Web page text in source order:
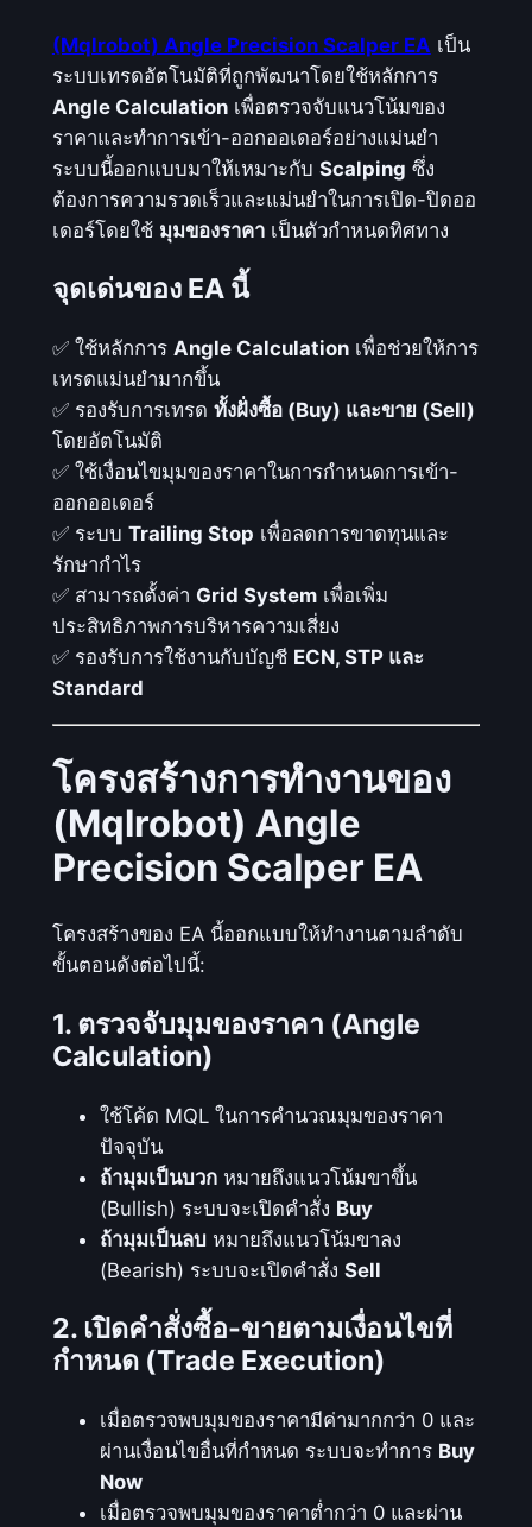
i
o
n
S
c
a
l
p
e
E
A
_
M
Q
4
ถู
พั
า
ด
ย
ช้
ห
ก
ก
a
l
(Mqlrobot) Angle Precision Scalper EA เป็น
ระบบเทรดอัตโนมัติที่ถูกพัฒนาโดยใช้หลักการ
Angle Calculationเพื่อตรวจจับแนวโน้มของ
ราคาและทำการเข้า-ออกออเดอร์อย่างแม่นยำ
ระบบนี้ออกแบบมาให้เหมาะกับ Scalping ซึ่ง
ต้องการความรวดเร็วและแม่นยำในการเปิด-ปิดออ
เดอร์โดยใช้ มุมของราคาเป็นตัวกำหนดทิศทาง
จุดเด่นของ EA นี้
✅ ใช้หลักการ Angle Calculationเพื่อช่วยให้การ
เทรดแม่นยำมากขึ้น
✅ รองรับการเทรด ทั้งฝั่งซื้อ (Buy) และขาย (Sell)
โดยอัตโนมัติ
✅ ใช้เงื่อนไขมุมของราคาในการกำหนดการเข้า-
ออกออเดอร์
✅ ระบบ Trailing Stop เพื่อลดการขาดทุนและ
รักษากำไร
✅ สามารถตั้งค่า Grid Systemเพื่อเพิ่ม
ประสิทธิภาพการบริหารความเสี่ยง
✅ รองรับการใช้งานกับบัญชี ECN, STP และ
Standard
โครงสร้างการทำงานของ
(Mqlrobot) Angle
Precision Scalper EA
โครงสร้างของ EA นี้ออกแบบให้ทำงานตามลำดับ
ขั้นตอนดังต่อไปนี้:
1. ตรวจจับมุมของราคา (Angle
Calculation)
ใช้โค้ด MQL ในการคำนวณมุมของราคา
ปัจจุบัน
ถ้ามุมเป็นบวกหมายถึงแนวโน้มขาขึ้น
(Bullish) ระบบจะเปิดคำสั่ง Buy
ถ้ามุมเป็นลบหมายถึงแนวโน้มขาลง
(Bearish) ระบบจะเปิดคำสั่ง Sell
2. เปิดคำสั่งซื้อ-ขายตามเงื่อนไขที่
กำหนด (Trade Execution)
เมื่อตรวจพบมุมของราคามีค่ามากกว่า 0 และ
ผ่านเงื่อนไขอื่นที่กำหนด ระบบจะทำการ Buy
Now
เมื่อตรวจพบมุมของราคาต่ำกว่า 0 และผ่าน